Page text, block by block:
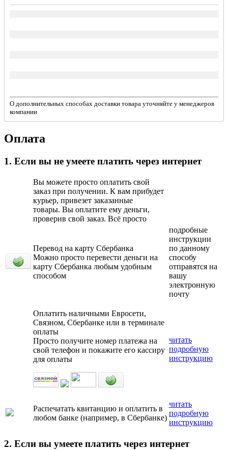
О дополнительных способах доставки товара уточняйте у менеджеров
компании
Оплата
1. Если вы не умеете платить через интернет
Вы можете просто оплатить свой
заказ при получении. К вам прибудет
курьер, привезет заказанные
товары. Вы оплатите ему деньги,
проверив свой заказ. Всё просто
Перевод на карту Сбербанка
Можно просто перевести деньги на
карту Сбербанка любым удобным
способом
подробные
инструкции
по данному
способу
отправятся на
вашу
электронную
почту
Оплатить наличными Евросети,
Связном, Сбербанке или в терминале
оплаты
Просто получите номер платежа на
свой телефон и покажите его кассиру
для оплаты
читать
подробную
инструкцию
Распечатать квитанцию и оплатить в
любом банке (например, в Сбербанке)
читать
подробную
инструкцию
2. Если вы умеете платить через интернет